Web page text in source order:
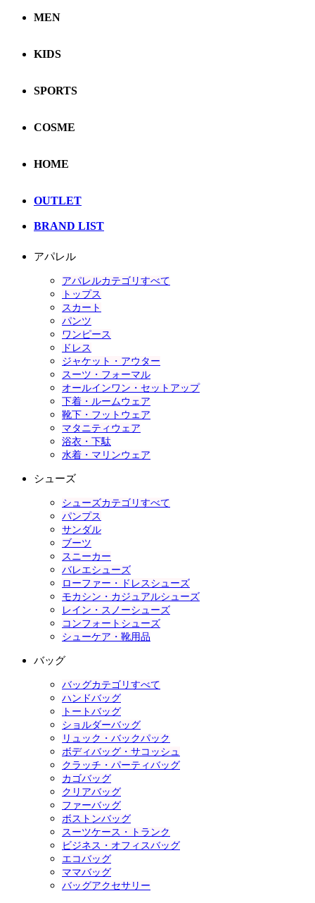
MEN
KIDS
SPORTS
COSME
HOME
OUTLET
BRAND LIST
アパレル
アパレルカテゴリすべて
トップス
スカート
パンツ
ワンピース
ドレス
ジャケット・アウター
スーツ・フォーマル
オールインワン・セットアップ
下着・ルームウェア
靴下・フットウェア
マタニティウェア
浴衣・下駄
水着・マリンウェア
シューズ
シューズカテゴリすべて
パンプス
サンダル
ブーツ
スニーカー
バレエシューズ
ローファー・ドレスシューズ
モカシン・カジュアルシューズ
レイン・スノーシューズ
コンフォートシューズ
シューケア・靴用品
バッグ
バッグカテゴリすべて
ハンドバッグ
トートバッグ
ショルダーバッグ
リュック・バックパック
ボディバッグ・サコッシュ
クラッチ・パーティバッグ
カゴバッグ
クリアバッグ
ファーバッグ
ボストンバッグ
スーツケース・トランク
ビジネス・オフィスバッグ
エコバッグ
ママバッグ
バッグアクセサリー